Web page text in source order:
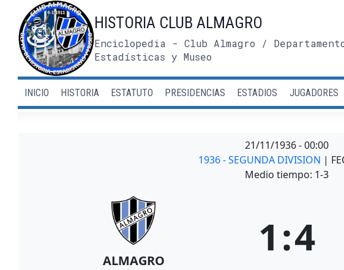
contenido
HISTORIA CLUB ALMAGRO
Enciclopedia - Club Almagro /
Estadísticas y Museo
INICIO HISTORIA ESTATUTO PRESIDENCIAS ESTADIOS JUGADORES
21/11/1936-00:00
1936 - SEGUNDA DIVISION |
Medio tiempo: 1-3
ALMAGRO 1:4